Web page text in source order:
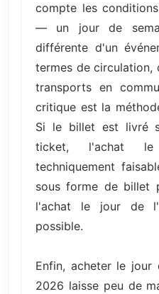
compte les
— un jour de
différente d'un
termes de circulation,
transports en
critique est la
Si le billet est livré
ticket, l'achat
techniquement
sous forme de billet
l'achat le jour de
possible.
Enfin, acheter le jour
2026 laisse peu de